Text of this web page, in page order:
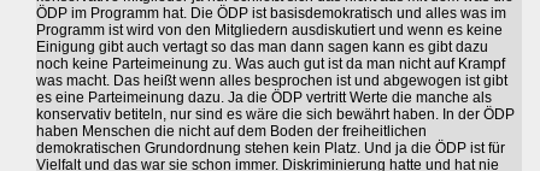
ÖDP im Programm hat. Die ÖDP ist basisdemokratisch und alles was im
Programm ist wird von den Mitgliedern ausdiskutiert und wenn es keine
Einigung gibt auch vertagt so das man dann sagen kann es gibt dazu
noch keine Parteimeinung zu. Was auch gut ist da man nicht auf Krampf
was macht. Das heißt wenn alles besprochen ist und abgewogen ist gibt
es eine Parteimeinung dazu. Ja die ÖDP vertritt Werte die manche als
konservativ betiteln, nur sind es wäre die sich bewährt haben. In der ÖDP
haben Menschen die nicht auf dem Boden der freiheitlichen
demokratischen Grundordnung stehen kein Platz. Und ja die ÖDP ist für
Vielfalt und das war sie schon immer. Diskriminierung hatte und hat nie